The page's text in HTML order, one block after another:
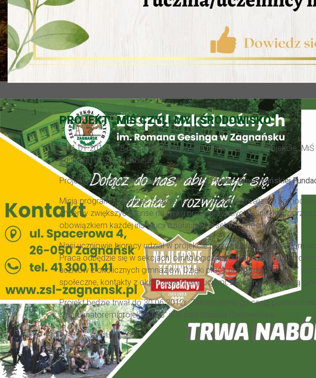
PROJEKT „MIŚ CZYLI MY I ŚRODOWISKO”
Od 1.01.2012 r. 18 uczniów naszej szkoły bierze udział w Projekcie
Edukacji i Rozwoju „Knieja”.
Projekt jest współfinansowany z funduszyPolsko-Amerykańskiej
Misją programu „Równać Szanse” jest: „Umiejętność realizacji
chcemy zwiększyć szanse na rynku pracy przyszłych leśników
obowiązkiem każdej instytucji działającej w sektorze leśnym.
Nasi uczniowie biorący udział w projekcie przygotują materiały
Praca odbędzie się w sekcjach: ornitologicznej, biologicznej i
uczniów z okolicznych gimnazjów. Dzięki pracy przy Projekcie „MiŚ”
społeczne, kontakty z okolicznymi instytucjami, z lokalną młodzieżą
Projekt będzie trwał do 30.06.2012r. Zakończymy go sesją
Koordynatorem projektu „MiŚ” jest pani Izabela Cholewińska.